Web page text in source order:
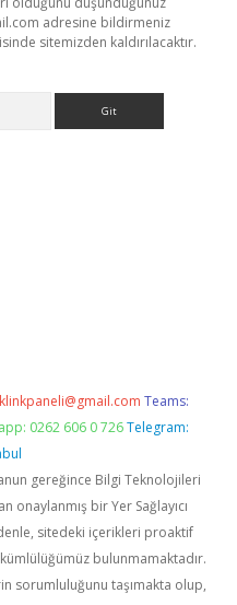
adresine bildirmeniz
sitemizden kaldırılacaktır.
Teams:
0262 606 0 726 Telegram:
gereğince Bilgi Teknolojileri
onaylanmış bir Yer Sağlayıcı
sitedeki içerikleri proaktif
bulunmamaktadır.
sorumluluğunu taşımakta olup,